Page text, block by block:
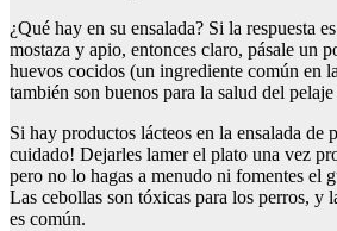
¿Qué hay en su ensalada? Si la respuesta
mostaza y apio, entonces claro, pásale un
huevos cocidos (un ingrediente común en
también son buenos para la salud del
Si hay productos lácteos en la ensalada de
cuidado! Dejarles lamer el plato una vez
pero no lo hagas a menudo ni fomentes el
Las cebollas son tóxicas para los perros, y
es común.